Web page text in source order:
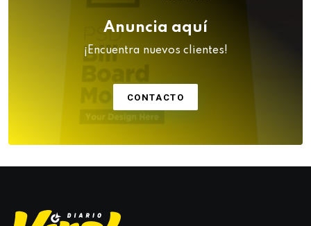
Anuncia aquí
¡Encuentra nuevos clientes!
CONTACTO